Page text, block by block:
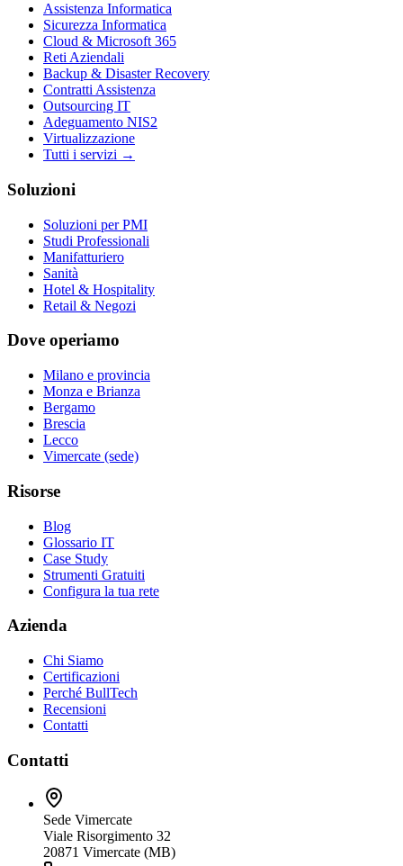
Assistenza Informatica
Sicurezza Informatica
Cloud & Microsoft 365
Reti Aziendali
Backup & Disaster Recovery
Contratti Assistenza
Outsourcing IT
Adeguamento NIS2
Virtualizzazione
Tutti i servizi →
Soluzioni
Soluzioni per PMI
Studi Professionali
Manifatturiero
Sanità
Hotel & Hospitality
Retail & Negozi
Dove operiamo
Milano e provincia
Monza e Brianza
Bergamo
Brescia
Lecco
Vimercate (sede)
Risorse
Blog
Glossario IT
Case Study
Strumenti Gratuiti
Configura la tua rete
Azienda
Chi Siamo
Certificazioni
Perché BullTech
Recensioni
Contatti
Contatti
Sede Vimercate
Viale Risorgimento 32
20871 Vimercate (MB)